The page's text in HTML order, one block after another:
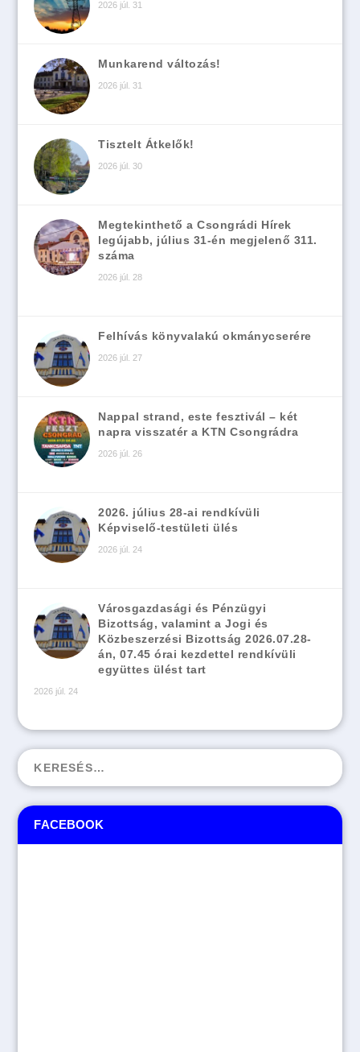
FACEBOOK
2026 júl. 31
Munkarend változás!
2026 júl. 31
Tisztelt Átkelők!
2026 júl. 30
Megtekinthető a Csongrádi Hírek
legújabb, július 31-én megjelenő 311.
száma
2026 júl. 28
Felhívás könyvalakú okmánycserére
2026 júl. 27
Nappal strand, este fesztivál – két
napra visszatér a KTN Csongrádra
2026 júl. 26
2026. július 28-ai rendkívüli
Képviselő-testületi ülés
2026 júl. 24
Városgazdasági és Pénzügyi
Bizottság, valamint a Jogi és
Közbeszerzési Bizottság 2026.07.28-
án, 07.45 órai kezdettel rendkívüli
együttes ülést tart
2026 júl. 24